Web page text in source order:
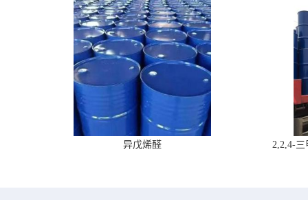
异戊烯醛 2,2,4-